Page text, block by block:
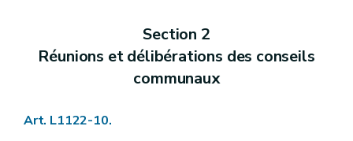
Art. L2212-82
Art. L2212-83
Art. L2212-84
Art. L2212-85
Art. L2213-1
Section 2
Réunions et délibérations des conseils
communaux
Art. L1122-10.